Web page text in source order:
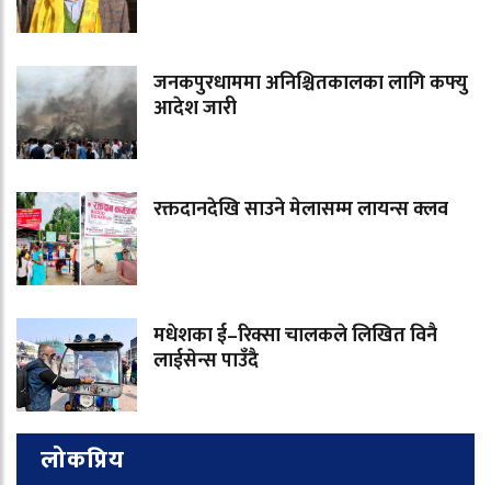
जनकपुरधाममा अनिश्चितकालका लागि कफ्यु
आदेश जारी
रक्तदानदेखि साउने मेलासम्म लायन्स क्लव
मधेशका ई–रिक्सा चालकले लिखित विनै
लाईसेन्स पाउँदै
लोकप्रिय